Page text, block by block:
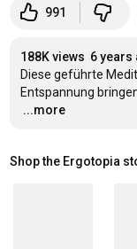
991
188K views 6 years
Diese geführte
…
...more
Shop the Ergotopia